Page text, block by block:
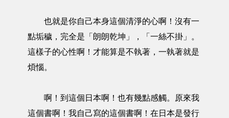
也就是你自己本身這個清淨的心啊！沒有一
點垢穢，完全是「朗朗乾坤」，「一絲不掛」。
這樣子的心性啊！才能算是不執著，一執著就是
煩惱。
啊！到這個日本啊！也有幾點感觸。原來我
這個書啊！我自己寫的這個書啊！在日本是發行